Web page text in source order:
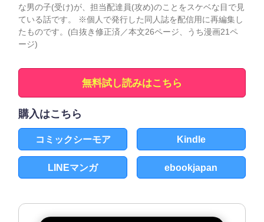
な男の子(受け)が、担当配達員(攻め)のことをスケベな目で見
ている話です。 ※個人で発行した同人誌を配信用に再編集し
たものです。(白抜き修正済／本文26ページ、うち漫画21ペ
ージ)
無料試し読みはこちら
購入はこちら
コミックシーモア Kindle
LINEマンガ ebookjapan